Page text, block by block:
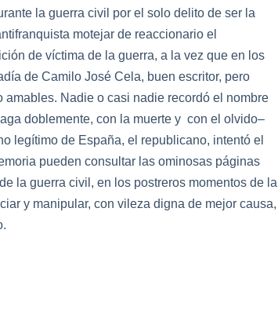
la guerra civil por el solo delito de ser la
motejar de reaccionario el
de víctima de la guerra, a la vez que en los
de Camilo José Ce la, buen escritor, pero
amables. Nadie o casi nadie recordó el nombre
doblemente, con la muerte y con el olvido–
legítimo de España, el republicano, intentó el
pueden consultar las ominosas páginas
la guerra civil, en los postreros momentos de la
y manipu lar, con vileza digna de mejor causa,